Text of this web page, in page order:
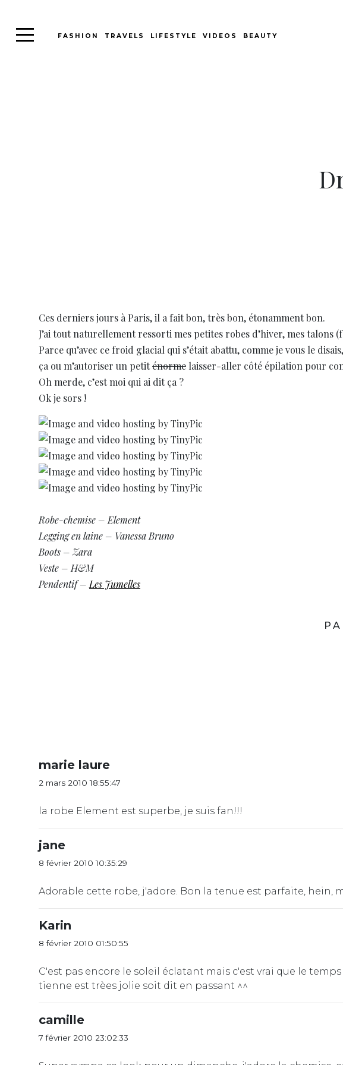
FASHION TRAVELS LIFESTYLE VIDEOS BEAUTY
Ces derniers jours à Paris, il a fait bon, très bon, étonamment bon.
J’ai tout naturellement ressorti mes petites robes d’hiver, mes talons
Parce qu’avec ce froid glacial qui s’était abattu, comme je vous le
ça ou m’autoriser un petiténorme laisser-aller côté épilation pour
Oh merde, c’est moi qui ai dit ça ?
Ok je sors !
Robe-chemise – Element
Legging en laine – Vanessa Bruno
Boots – Zara
Veste – H&M
Pendentif – Les Jumelles
marie laure
2 mars 2010 18:55:47
la robe Element est superbe, je suis fan!!!
jane
8 février 2010 10:35:29
Adorable cette robe, j'adore. Bon la tenue est parfaite, hein,
Karin
8 février 2010 01:50:55
C'est pas encore le soleil éclatant mais c'est vrai que le
tienne est trèes jolie soit dit en passant ^^
camille
7 février 2010 23:02:33